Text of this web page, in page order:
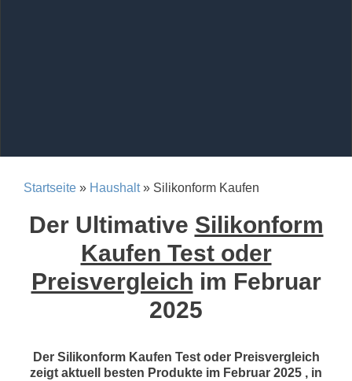
Startseite » Haushalt» Silikonform Kaufen
Der Ultimative Silikonform
Kaufen Test oder
Preisvergleich im Februar
2025
Der Silikonform Kaufen Test oder Preisvergleich
zeigt aktuell besten Produkte im Februar 2025 , in